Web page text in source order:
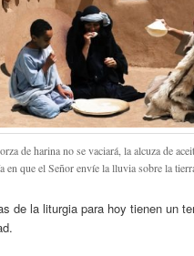
de harina no se vaciará, la alcuza de
en que el Señor envíe la lluvia sobre la
de la liturgia para hoy tienen un